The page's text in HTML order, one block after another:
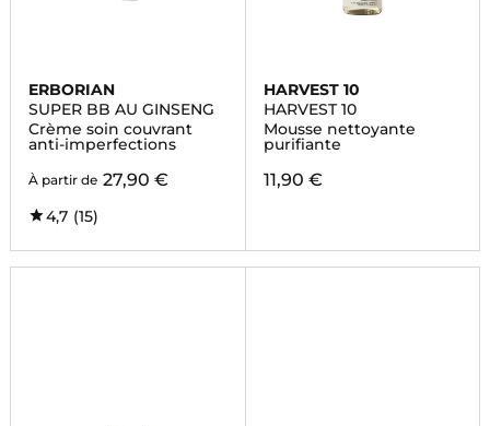
ERBORIAN
SUPER BB AU GINSENG
Crème soin couvrant
anti-imperfections
À partir de 27,90 €
4,7 (15)
HARVEST 10
HARVEST 10
Mousse nettoyante
purifiante
11,90 €